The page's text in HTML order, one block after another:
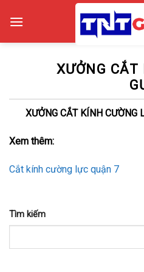
XƯỞNG CẮT
XƯỞNG CẮT KÍNH CƯỜNG
Xem thêm:
Cắt kính cường lực quận 7
Tìm kiếm